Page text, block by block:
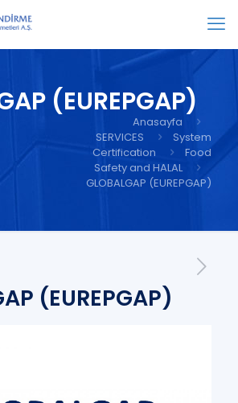
(EUREPGAP)
Anasayfa
SERVICES
System
Certification
Food
Safety and HALAL
GLOBALGAP (EUREPGAP)
(EUREPGAP)